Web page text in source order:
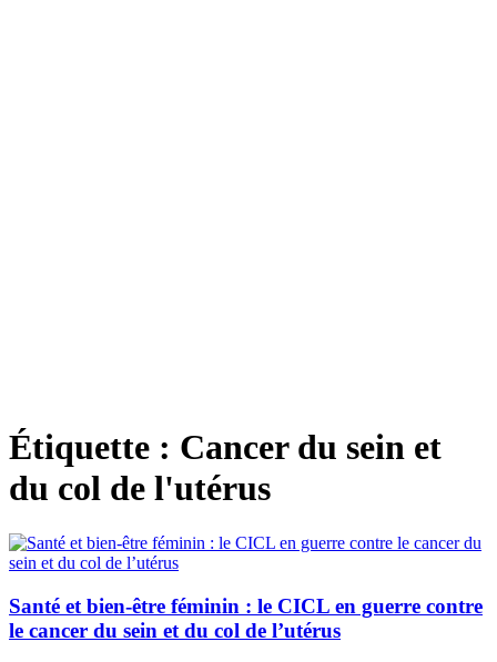
Étiquette : Cancer du sein et
du col de l'utérus
Santé et bien-être féminin : le CICL en guerre contre
le cancer du sein et du col de l’utérus